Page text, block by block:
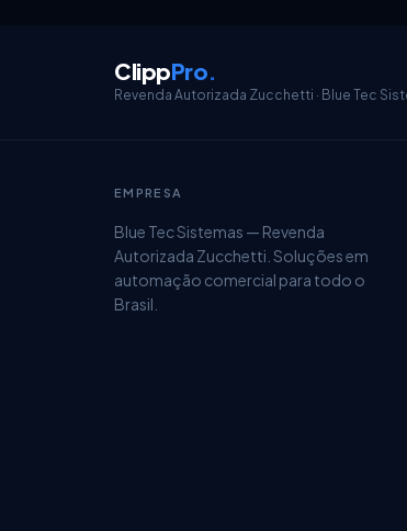
ClippPro.
Revenda Autorizada Zucchetti · Blue Tec
EMPRESA
Blue Tec Sistemas — Revenda
Autorizada Zucchetti. Soluções em
automação comercial para todo o
Brasil.